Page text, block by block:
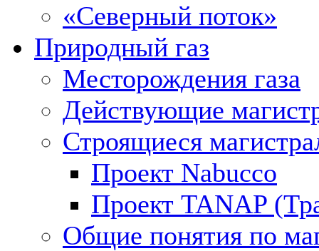
«Северный поток»
Природный газ
Месторождения газа
Действующие
Строящиеся
Проект Nabucco
Проект TANAP
Общие понятия по